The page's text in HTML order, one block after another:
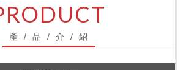
產 / 品 / 介 / 紹